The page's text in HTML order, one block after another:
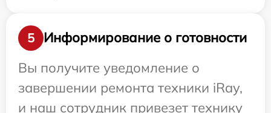
5
Информирование о готовности
Вы получите уведомление о
завершении ремонта техники iRay,
и наш сотрудник привезет технику